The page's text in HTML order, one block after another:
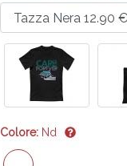
Colore: Nd